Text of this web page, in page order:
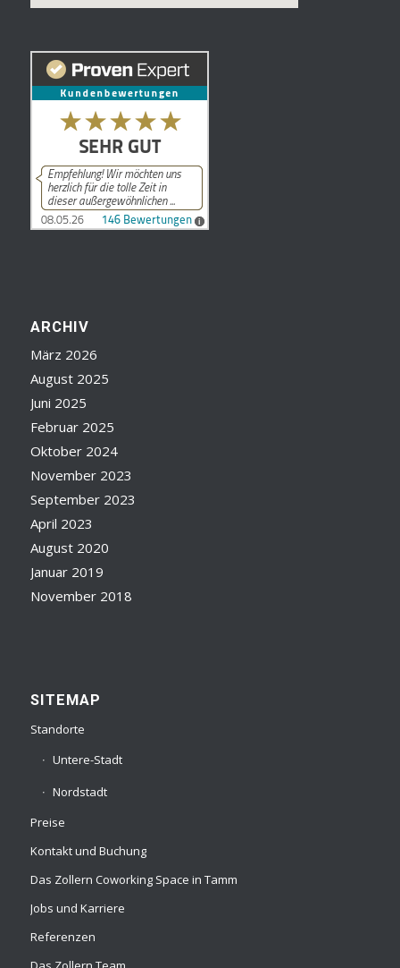
ARCHIV
März 2026
August 2025
Juni 2025
Februar 2025
Oktober 2024
November 2023
September 2023
April 2023
August 2020
Januar 2019
November 2018
SITEMAP
Standorte
Untere-Stadt
Nordstadt
Preise
Kontakt und Buchung
Das Zollern Coworking Space in Tamm
Jobs und Karriere
Referenzen